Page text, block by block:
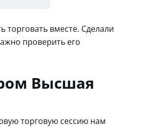
вместе. Сделали
проверить его
Высшая
торговую сессию нам